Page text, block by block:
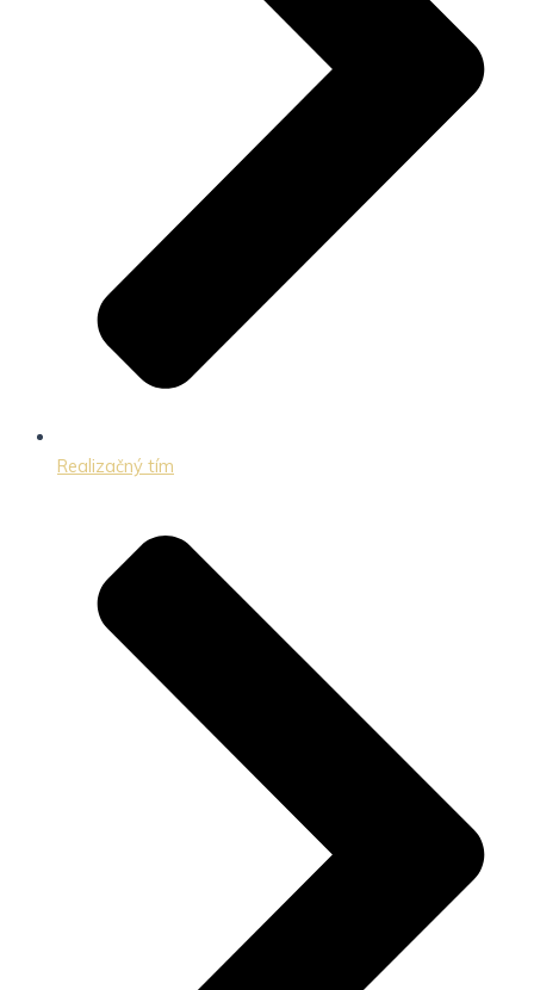
Realizačný tím